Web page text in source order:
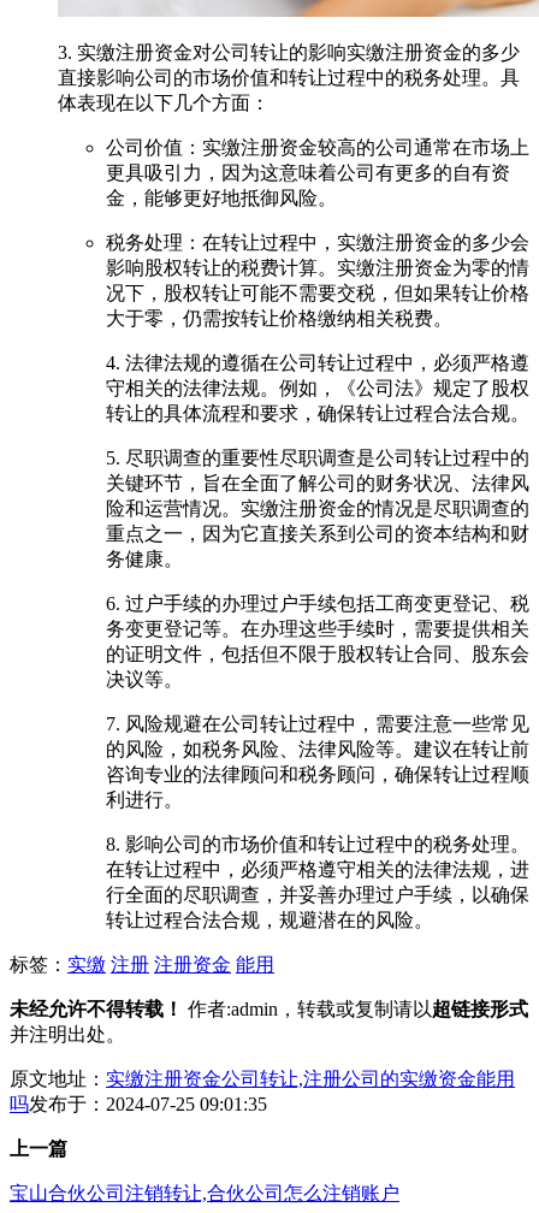
3. 实缴注册资金对公司转让的影响实缴注册资金的多少
直接影响公司的市场价值和转让过程中的税务处理。具
体表现在以下几个方面：
公司价值：实缴注册资金较高的公司通常在市场上
更具吸引力，因为这意味着公司有更多的自有资
金，能够更好地抵御风险。
税务处理：在转让过程中，实缴注册资金的多少会
影响股权转让的税费计算。实缴注册资金为零的情
况下，股权转让可能不需要交税，但如果转让价格
大于零，仍需按转让价格缴纳相关税费。
4. 法律法规的遵循在公司转让过程中，必须严格遵
守相关的法律法规。例如，《公司法》规定了股权
转让的具体流程和要求，确保转让过程合法合规。
5. 尽职调查的重要性尽职调查是公司转让过程中的
关键环节，旨在全面了解公司的财务状况、法律风
险和运营情况。实缴注册资金的情况是尽职调查的
重点之一，因为它直接关系到公司的资本结构和财
务健康。
6. 过户手续的办理过户手续包括工商变更登记、税
务变更登记等。在办理这些手续时，需要提供相关
的证明文件，包括但不限于股权转让合同、股东会
决议等。
7. 风险规避在公司转让过程中，需要注意一些常见
的风险，如税务风险、法律风险等。建议在转让前
咨询专业的法律顾问和税务顾问，确保转让过程顺
利进行。
8. 影响公司的市场价值和转让过程中的税务处理。
在转让过程中，必须严格遵守相关的法律法规，进
行全面的尽职调查，并妥善办理过户手续，以确保
转让过程合法合规，规避潜在的风险。
标签： 实缴 注册 注册资金 能用
未经允许不得转载！ 作者:admin，转载或复制请以超链接形式
并注明出处。
原文地址： 实缴注册资金公司转让,注册公司的实缴资金能用
吗发布于：2024-07-25 09:01:35
上一篇
宝山合伙公司注销转让,合伙公司怎么注销账户